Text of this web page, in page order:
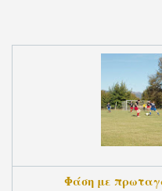
Φάση με